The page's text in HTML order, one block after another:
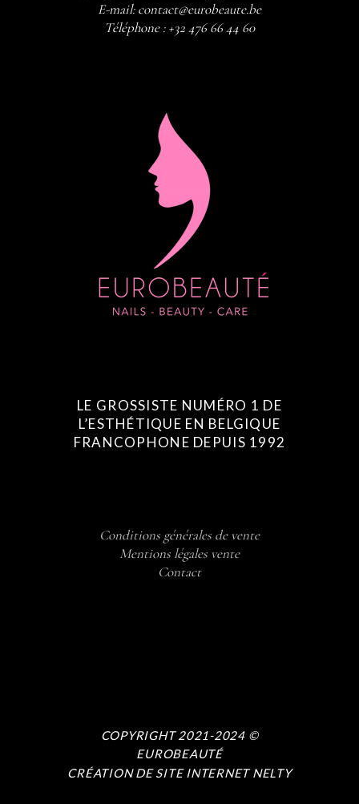
E-mail:contact@eurobeaute.be
Téléphone :+32 476 66 44 60
LE GROSSISTE NUMÉRO 1 DE
L’ESTHÉTIQUE EN BELGIQUE
FRANCOPHONE DEPUIS 1992
Conditions générales de vente
Mentions légales vente
Contact
COPYRIGHT 2021-2024 ©
EUROBEAUTÉ
CRÉATION DE SITE INTERNET NELTY